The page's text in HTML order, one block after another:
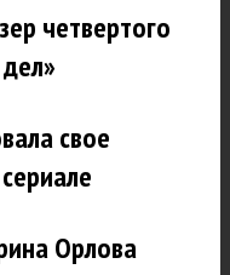
четвертого
свое
Орлова